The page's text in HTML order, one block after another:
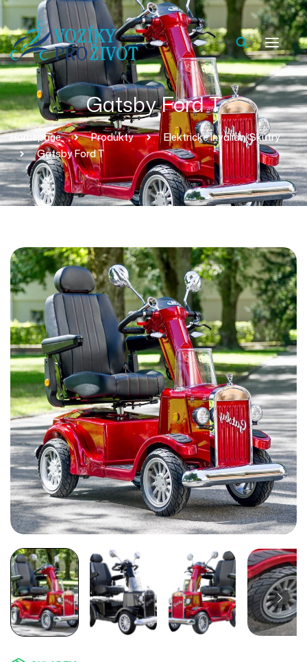
Gatsby Ford T
Homepage Produkty
Elektrické Invalidní Skútry
Gatsby Ford T